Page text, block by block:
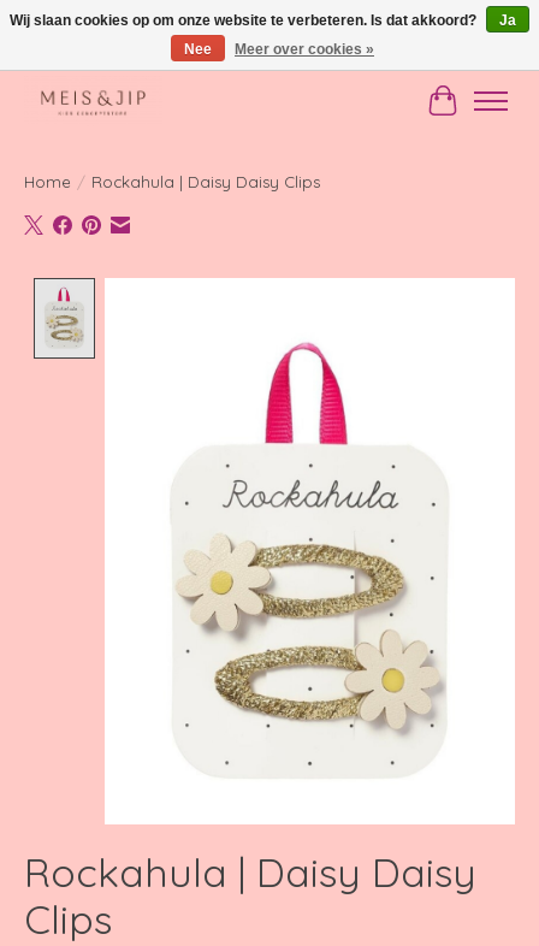
Gratis verzending in NL vanaf €150
Home / Rockahula | Daisy Daisy Clips
Rockahula | Daisy Daisy
Clips
Wij slaan cookies op om onze website te verbeteren. Is dat akkoord?
Ja
Nee
Meer over cookies »